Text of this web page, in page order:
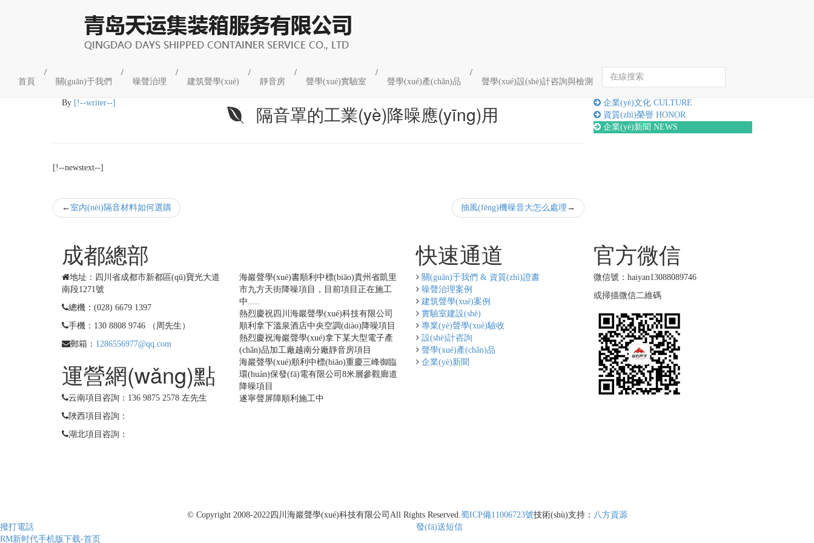
首頁
/
關(guān)于我們
/
噪聲治理
/
建筑聲學(xué)
/
靜音房
/
聲學(xué)實驗室
/
聲學(xué)產(chǎn)品
/
聲學(xué)設(shè)計咨詢與檢測
企業(yè)新聞
企業(yè)文化 CULTURE
資質(zhì)榮譽 HONOR
企業(yè)新聞 NEWS
By [!--writer--] 隔音罩的工業(yè)降噪應(yīng)用
[!--newstext--]
室內(nèi)隔音材料如何選購 抽風(fēng)機噪音大怎么處理
成都總部
地址：四川省成都市新都區(qū)寶光大道
南段1271號
總機：(028) 6679 1397
手機：130 8808 9746 （周先生）
郵箱： 1286556977@qq.com
運營網(wǎng)點
云南項目咨詢：136 9875 2578 左先生
陜西項目咨詢：
湖北項目咨詢：
海巖聲學(xué)書順利中標(biāo)貴州省凱里
市九方天街降噪項目，目前項目正在施工
中.....
熱烈慶祝四川海巖聲學(xué)科技有限公司
順利拿下溫泉酒店中央空調(diào)降噪項目
熱烈慶祝海巖聲學(xué)拿下某大型電子產
(chǎn)品加工廠越南分廠靜音房項目
海巖聲學(xué)順利中標(biāo)重慶三峰御臨
環(huán)保發(fā)電有限公司8米層參觀廊道
降噪項目
遂寧聲屏障順利施工中
快速通道
關(guān)于我們 & 資質(zhì)證書
噪聲治理案例
建筑聲學(xué)案例
實驗室建設(shè)
專業(yè)聲學(xué)驗收
設(shè)計咨詢
聲學(xué)產(chǎn)品
企業(yè)新聞
官方微信
微信號：haiyan13088089746
或掃描微信二維碼
© Copyright 2008-2022四川海巖聲學(xué)科技有限公司 All Rights Reserved.蜀ICP備11006723號技術(shù)支持： 八方資源
撥打電話
發(fā)送短信
RM新时代手机版下载-首页